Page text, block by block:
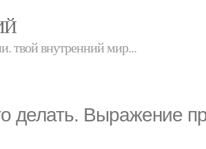
твой внутренний мир...
делать. Выражение